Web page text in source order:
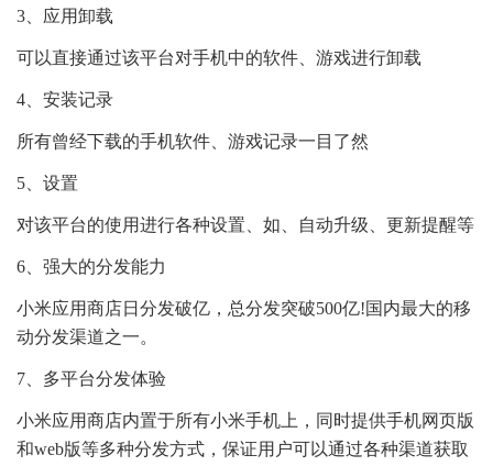
3、应用卸载
可以直接通过该平台对手机中的软件、游戏进行卸载
4、安装记录
所有曾经下载的手机软件、游戏记录一目了然
5、设置
对该平台的使用进行各种设置、如、自动升级、更新提醒等
6、强大的分发能力
小米应用商店日分发破亿，总分发突破500亿!国内最大的移
动分发渠道之一。
7、多平台分发体验
小米应用商店内置于所有小米手机上，同时提供手机网页版
和web版等多种分发方式，保证用户可以通过各种渠道获取